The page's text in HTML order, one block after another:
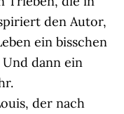
den Autor,
ein bisschen
dann ein
der nach